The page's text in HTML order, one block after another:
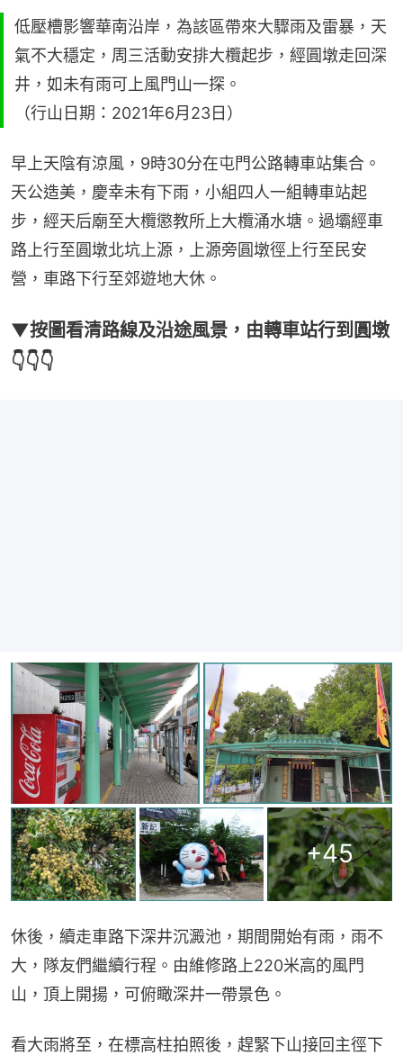
低壓槽影響華南沿岸，為該區帶來大驟雨及雷暴，天
氣不大穩定，周三活動安排大欖起步，經圓墩走回深
井，如未有雨可上風門山一探。
（行山日期：2021年6月23日）
早上天陰有涼風，9時30分在屯門公路轉車站集合。
天公造美，慶幸未有下雨，小組四人一組轉車站起
步，經天后廟至大欖懲教所上大欖涌水塘。過壩經車
路上行至圓墩北坑上源，上源旁圓墩徑上行至民安
營，車路下行至郊遊地大休。
▼按圖看清路線及沿途風景，由轉車站行到圓墩
👇👇👇
+45
休後，續走車路下深井沉澱池，期間開始有雨，雨不
大，隊友們繼續行程。由維修路上220米高的風門
山，頂上開揚，可俯瞰深井一帶景色。
看大雨將至，在標高柱拍照後，趕緊下山接回主徑下